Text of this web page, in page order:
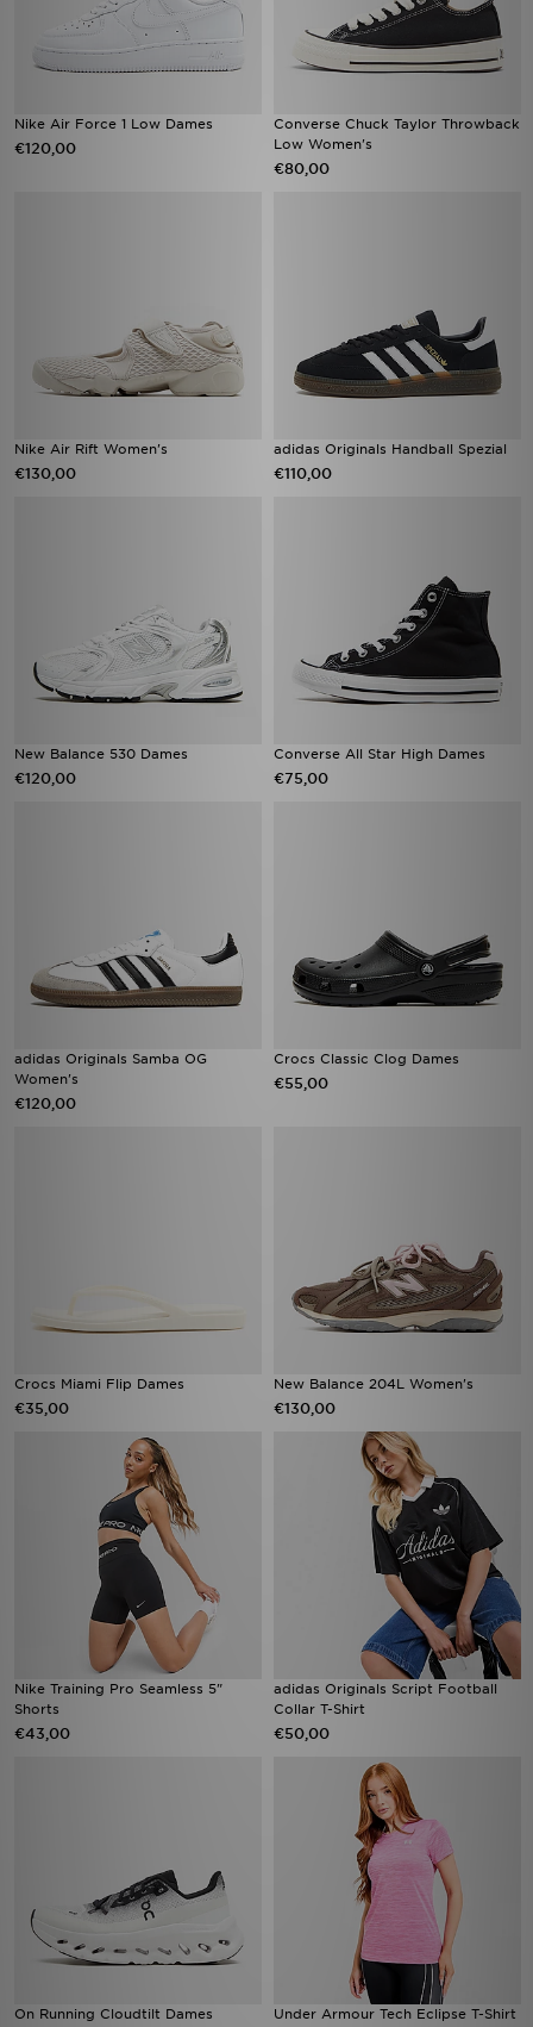
Nike Air Force 1 Low Dames
€120,00
Converse Chuck Taylor Throwback
Low Women's
€80,00
Nike Air Rift Women's
€130,00
adidas Originals Handball Spezial
€110,00
New Balance 530 Dames
€120,00
Converse All Star High Dames
€75,00
adidas Originals Samba OG
Women's
€120,00
Crocs Classic Clog Dames
€55,00
Crocs Miami Flip Dames
€35,00
New Balance 204L Women's
€130,00
Nike Training Pro Seamless 5"
Shorts
€43,00
adidas Originals Script Football
Collar T-Shirt
€50,00
On Running Cloudtilt Dames Under Armour Tech Eclipse T-Shirt